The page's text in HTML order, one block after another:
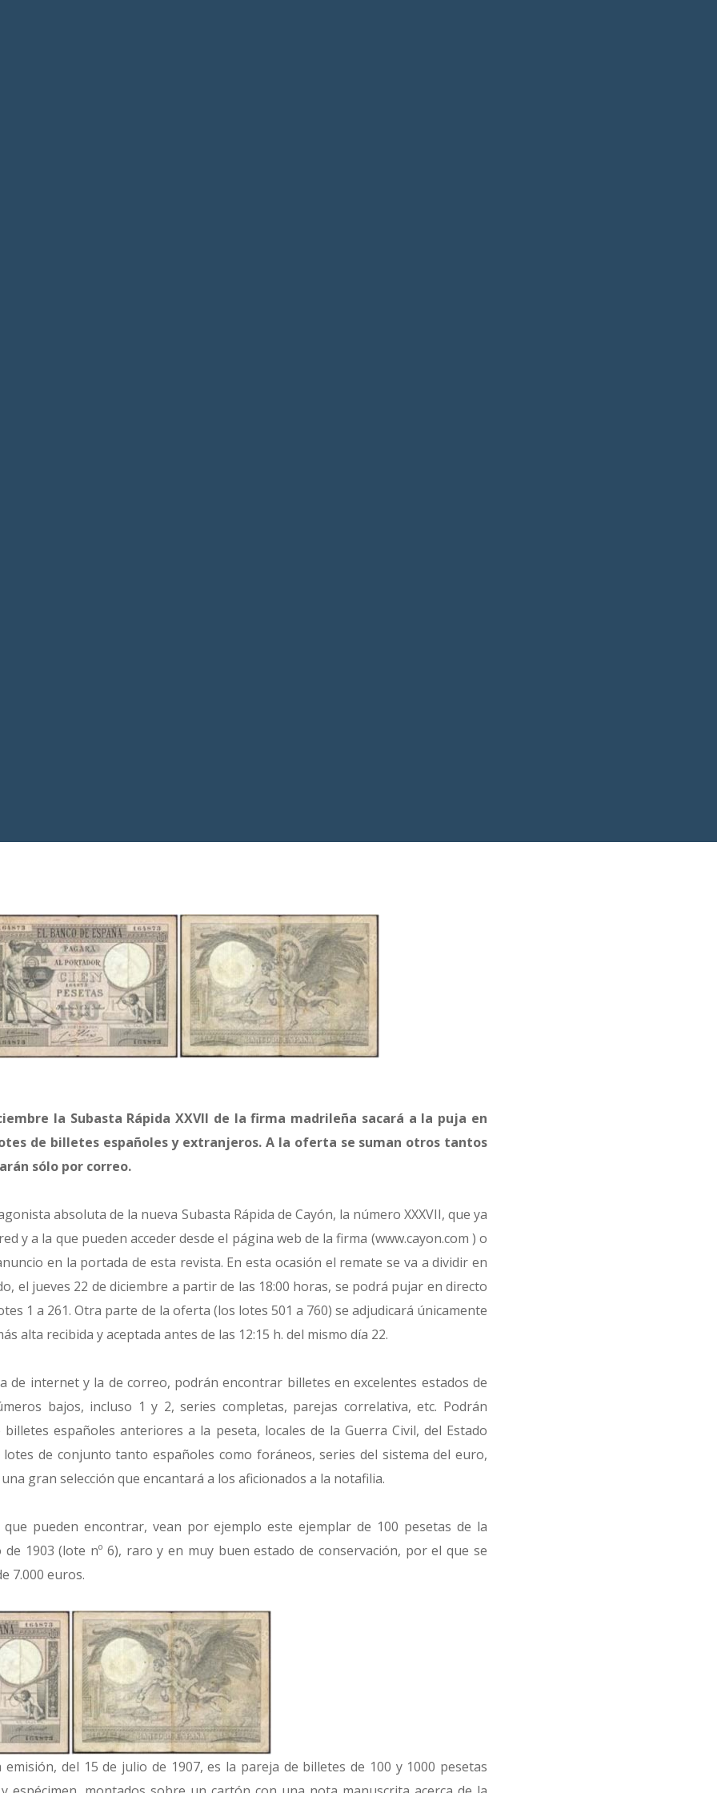
la Subasta Rápida XXVII de la firma madrileña sacará a la puja en
de billetes españoles y extranjeros. A la oferta se suman otros tantos
sólo por correo.
absoluta de la nueva Subasta Rápida de Cayón, la número XXXVII, que ya
y a la que pueden acceder desde el página web de la firma (www.cayon.com ) o
en la portada de esta revista. En esta ocasión el remate se va a dividir en
el jueves 22 de diciembre a partir de las 18:00 horas, se podrá pujar en directo
1 a 261. Otra parte de la oferta (los lotes 501 a 760) se adjudicará únicamente
alta recibida y aceptada antes de las 12:15 h. del mismo día 22.
de internet y la de correo, podrán encontrar billetes en excelentes estados de
bajos, incluso 1 y 2, series completas, parejas correlativa, etc. Podrán
españoles anteriores a la peseta, locales de la Guerra Civil, del Estado
de conjunto tanto españoles como foráneos, series del sistema del euro,
gran selección que encantará a los aficionados a la notafilia.
pueden encontrar, vean por ejemplo este ejemplar de 100 pesetas de la
1903 (lote nº 6), raro y en muy buen estado de conservación, por el que se
7.000 euros.
del 15 de julio de 1907, es la pareja de billetes de 100 y 1000 pesetas